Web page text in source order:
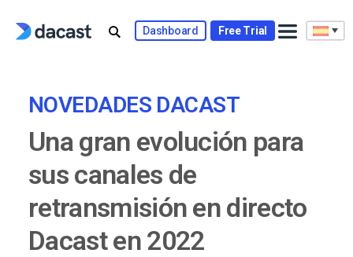
Dashboard Free Trial
NOVEDADES DACAST
Una gran evolución para
sus canales de
retransmisión en directo
Dacast en 2022